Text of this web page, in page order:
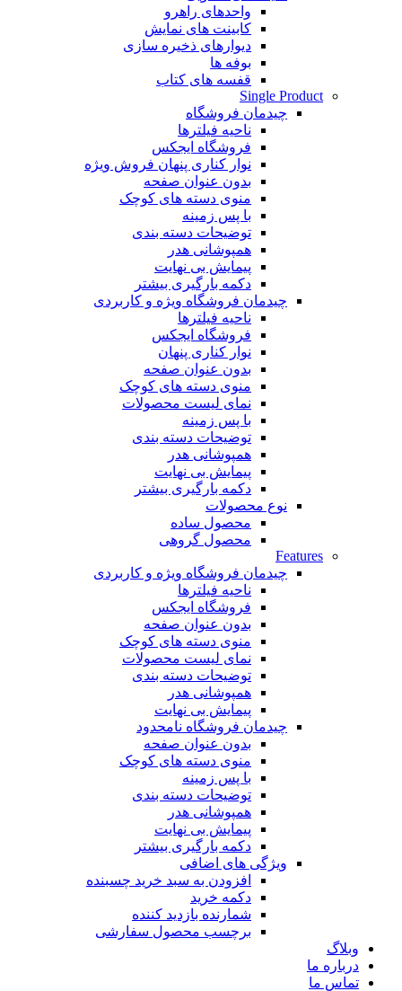
واحدهای راهرو
کابینت های نمایش
دیوارهای ذخیره سازی
بوفه ها
قفسه های کتاب
Single Product
چیدمان فروشگاه
ناحیه فیلترها
فروشگاه ایجکس
نوار کناری پنهان فروش ویژه
بدون عنوان صفحه
منوی دسته های کوچک
با پس زمینه
توضیحات دسته بندی
همپوشانی هدر
پیمایش بی نهایت
دکمه بارگیری بیشتر
چیدمان فروشگاه ویژه و کاربردی
ناحیه فیلترها
فروشگاه ایجکس
نوار کناری پنهان
بدون عنوان صفحه
منوی دسته های کوچک
نمای لیست محصولات
با پس زمینه
توضیحات دسته بندی
همپوشانی هدر
پیمایش بی نهایت
دکمه بارگیری بیشتر
نوع محصولات
محصول ساده
محصول گروهی
Features
چیدمان فروشگاه ویژه و کاربردی
ناحیه فیلترها
فروشگاه ایجکس
بدون عنوان صفحه
منوی دسته های کوچک
نمای لیست محصولات
توضیحات دسته بندی
همپوشانی هدر
پیمایش بی نهایت
چیدمان فروشگاه نامحدود
بدون عنوان صفحه
منوی دسته های کوچک
با پس زمینه
توضیحات دسته بندی
همپوشانی هدر
پیمایش بی نهایت
دکمه بارگیری بیشتر
ویژگی های اضافی
افزودن به سبد خرید چسبنده
دکمه خرید
شمارنده بازدید کننده
برچسب محصول سفارشی
وبلاگ
درباره ما
تماس ما